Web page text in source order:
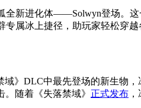
全新进化体——Solwyn登场。
属冰上捷径，助玩家轻松穿
》DLC中最先登场的新生物
随着《失落禁域》 正式发布